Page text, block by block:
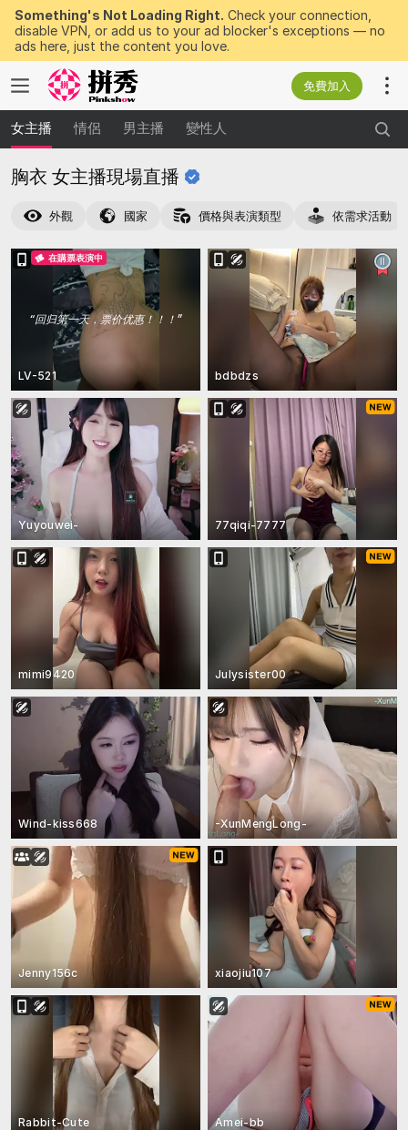
Something's Not Loading Right. Check your connection,
disable VPN, or add us to your ad blocker's exceptions — no
ads here, just the content you love.
免費加入
女主播 情侶 男主播 變性人
胸衣 女主播現場直播
外觀 國家 價格與表演類型 依需求活動
“回归第一天，票价优惠！！！ ”
在購票表演中
LV-521 bdbdzs
Yuyouwei- 77qiqi-7777
mimi9420 Julysister00
Wind-kiss668 -XunMengLong-
Jenny156c xiaojiu107
Rabbit-Cute Amei-bb